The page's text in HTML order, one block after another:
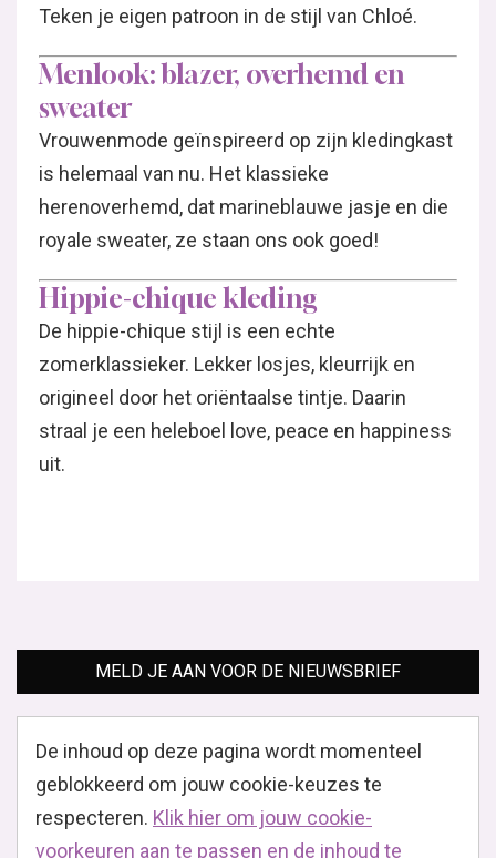
Teken je eigen patroon in de stijl van Chloé.
Menlook: blazer, overhemd en
sweater
Vrouwenmode geïnspireerd op zijn kledingkast
is helemaal van nu. Het klassieke
herenoverhemd, dat marineblauwe jasje en die
royale sweater, ze staan ons ook goed!
Hippie-chique kleding
De hippie-chique stijl is een echte
zomerklassieker. Lekker losjes, kleurrijk en
origineel door het oriëntaalse tintje. Daarin
straal je een heleboel love, peace en happiness
uit.
MELD JE AAN VOOR DE NIEUWSBRIEF
De inhoud op deze pagina wordt momenteel
geblokkeerd om jouw cookie-keuzes te
respecteren. Klik hier om jouw cookie-
voorkeuren aan te passen en de inhoud te